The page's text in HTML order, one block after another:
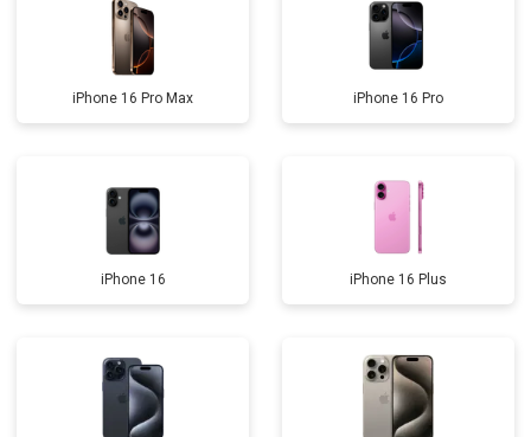
iPhone 16 Pro Max iPhone 16 Pro
iPhone 16 iPhone 16 Plus